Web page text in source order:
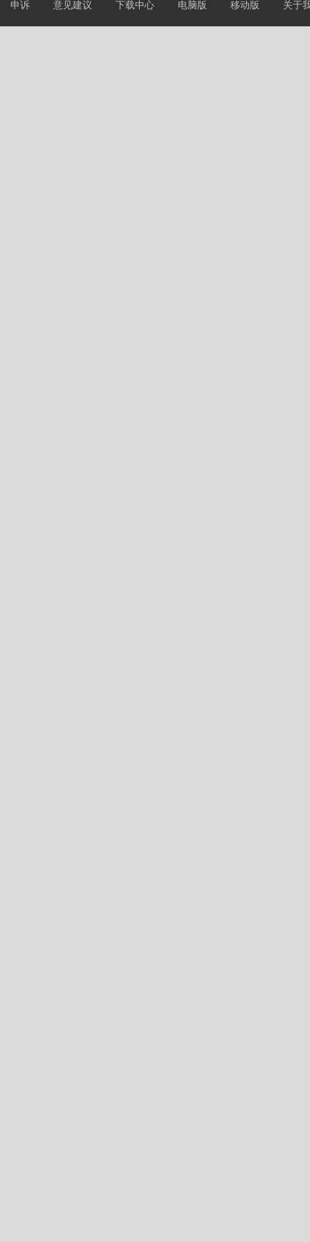
申诉 意见建议 下载中心 电脑版 移动版 关于